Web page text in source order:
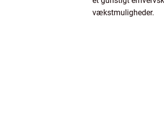
vækstmuligheder.